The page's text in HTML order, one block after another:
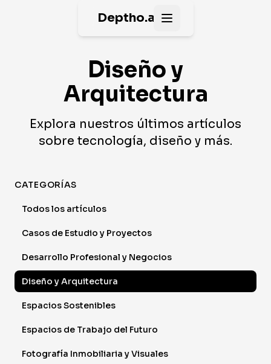
Deptho.ai Open main menu
Diseño y
Arquitectura
Explora nuestros últimos artículos
sobre tecnología, diseño y más.
CATEGORÍAS
Todos los artículos
Casos de Estudio y Proyectos
Desarrollo Profesional y Negocios
Diseño y Arquitectura
Espacios Sostenibles
Espacios de Trabajo del Futuro
Fotografía Inmobiliaria y Visuales